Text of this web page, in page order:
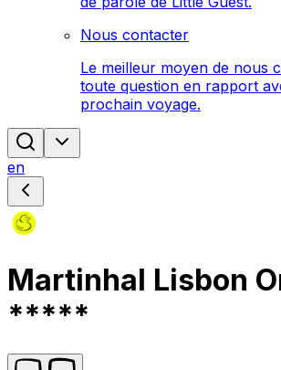
Nous contacter
Le meilleur moyen de nous
toute question en rapport
prochain voyage.
en
Martinhal Lisbon
*****